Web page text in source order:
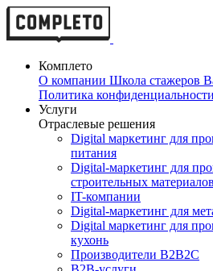
Комплето
О компании Школа стажеров
Политика конфиденциальности
Услуги
Отраслевые решения
Digital маркетинг для
питания
Digital-маркетинг для
строительных материалов
IT-компании
Digital-маркетинг для
Digital маркетинг для
кухонь
Производители B2B2C